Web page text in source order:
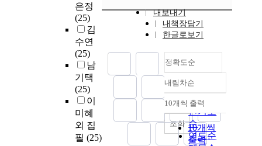
은정
(25)
김
수연
(25)
남
기택
(25)
이
미혜
외 집
필 (25)
내보내기
내책장담기
한글로보기
정확도순
정확도
순
인기도
순
연도순
내림차순
내림차순
10개씩 출력
10개씩
출력
조회